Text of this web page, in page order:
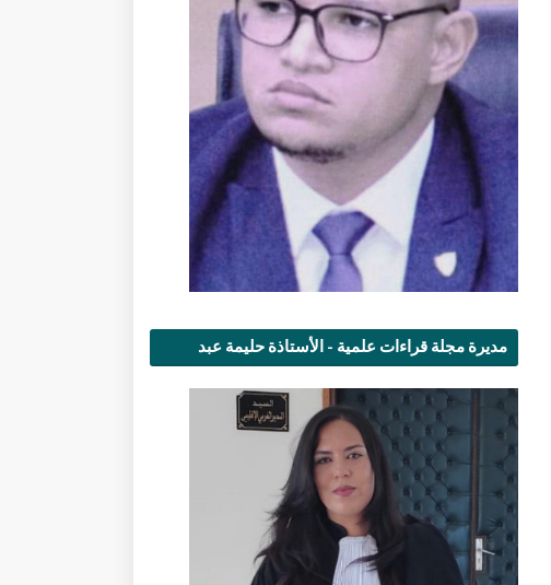
مديرة مجلة قراءات علمية - الأستاذة حليمة عبد